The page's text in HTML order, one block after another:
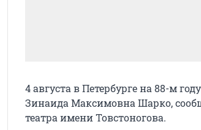
4 августа в Петербурге на 88-м
Зинаида Максимовна Шарко,
театра имени Товстоногова.